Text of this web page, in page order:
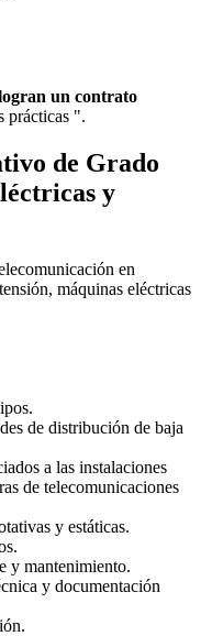
un contrato
prácticas ".
de Grado
y
en
máquinas eléctricas
de distribución de baja
a las instalaciones
de telecomunicaciones
y estáticas.
y mantenimiento.
y documentación